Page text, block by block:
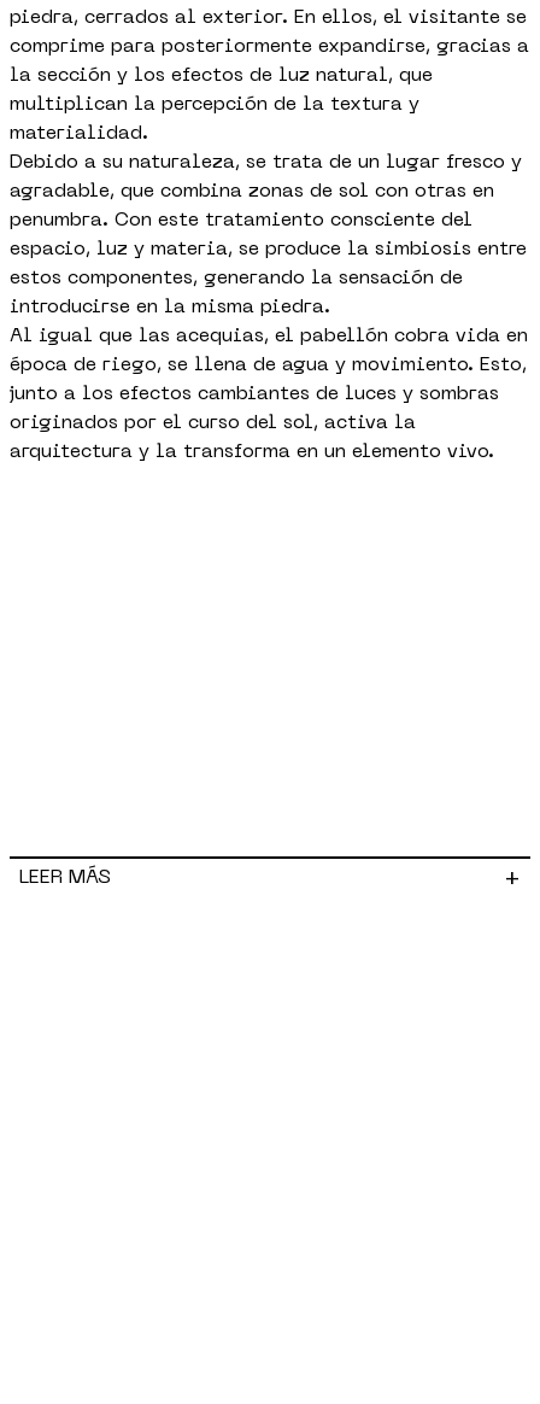
piedra, cerrados al exterior. En ellos, el visitante se
comprime para posteriormente expandirse, gracias a
la sección y los efectos de luz natural, que
multiplican la percepción de la textura y
materialidad.
Debido a su naturaleza, se trata de un lugar fresco y
agradable, que combina zonas de sol con otras en
penumbra. Con este tratamiento consciente del
espacio, luz y materia, se produce la simbiosis entre
estos componentes, generando la sensación de
introducirse en la misma piedra.
Al igual que las acequias, el pabellón cobra vida en
época de riego, se llena de agua y movimiento. Esto,
junto a los efectos cambiantes de luces y sombras
originados por el curso del sol, activa la
arquitectura y la transforma en un elemento vivo.
LEER MÁS +